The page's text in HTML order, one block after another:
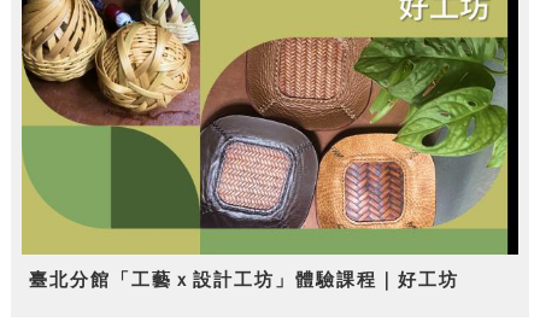
臺北分館「工藝ｘ設計工坊」體驗課程｜好工坊